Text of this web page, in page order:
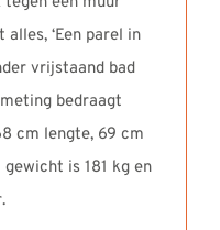
‘Een parel in
vrijstaand bad
bedraagt
cm lengte, 69 cm
is 181 kg en